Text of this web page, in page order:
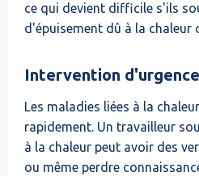
ce qui devient difficile s'ils
d'épuisement dû à la chaleur
Intervention
Les maladies liées à la
rapidement. Un travailleur
à la chaleur peut avoir des
ou même perdre